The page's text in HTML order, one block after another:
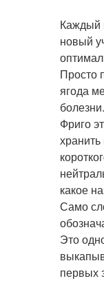
Каждый
новый
Просто
ягода
болезни.
Фриго
какое
Само
Это
первых